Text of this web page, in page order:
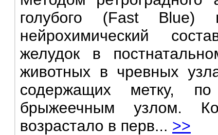
голубого (Fast Blue)
нейрохимический
желудок в
животных в чревных
содержащих метку,
брыжеечным узлом.
возрастало в перв... >>